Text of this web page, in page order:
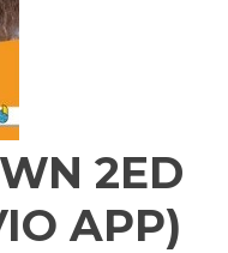
2ED
APP)